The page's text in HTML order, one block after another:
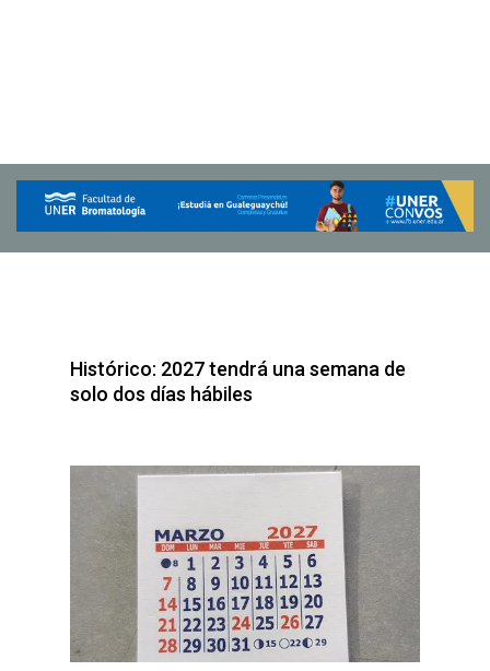
Histórico: 2027 tendrá una semana de
solo dos días hábiles